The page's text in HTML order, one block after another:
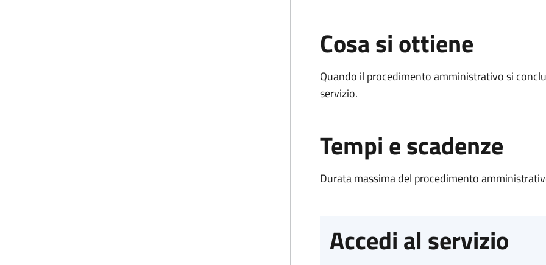
Cosa si ottiene
Quando il procedimento amministrativo si
servizio.
Tempi e scadenze
Durata massima del procedimento
Accedi al servizio